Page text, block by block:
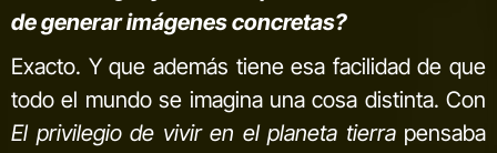
de generar imágenes concretas?
Exacto. Y que además tiene esa facilidad de que
todo el mundo se imagina una cosa distinta. Con
El privilegio de vivir en el planeta tierrapensaba